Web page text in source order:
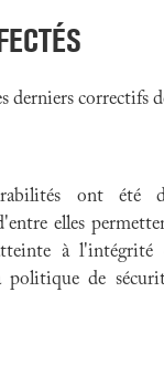
derniers correctifs
ont été
elles
à l'intégrité
politique de